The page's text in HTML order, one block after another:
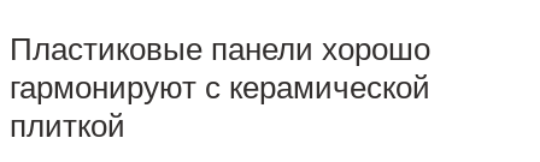
Пластиковые панели хорошо
гармонируют с керамической
плиткой